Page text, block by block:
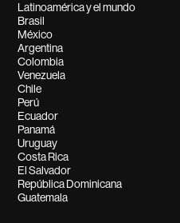
Latinoamérica y el mundo
Brasil
México
Argentina
Colombia
Venezuela
Chile
Perú
Ecuador
Panamá
Uruguay
Costa Rica
El Salvador
República Dominicana
Guatemala